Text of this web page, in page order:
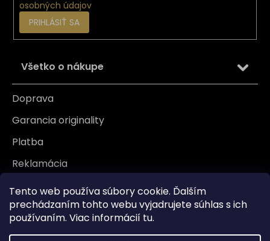
Tento web používa súbory cookie. Ďalším
prechádzaním tohto webu vyjadrujete súhlas s ich
používaním. Viac informácií tu.
osobných údajov
PRIHLÁSIŤ SA
Všetko o nákupe
Doprava
Garancia originality
Platba
Reklamácia
Tabuľka veľkosti
Vrátenie/ Výmena